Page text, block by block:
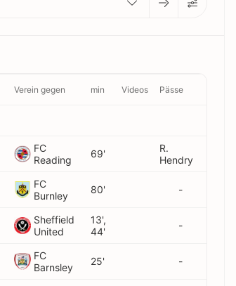
Verein gegen min Videos Pässe
FC
Reading
69'
R.
Hendry
FC
Burnley
80' -
Sheffield
United
13',
44'
-
FC
Barnsley
25' -